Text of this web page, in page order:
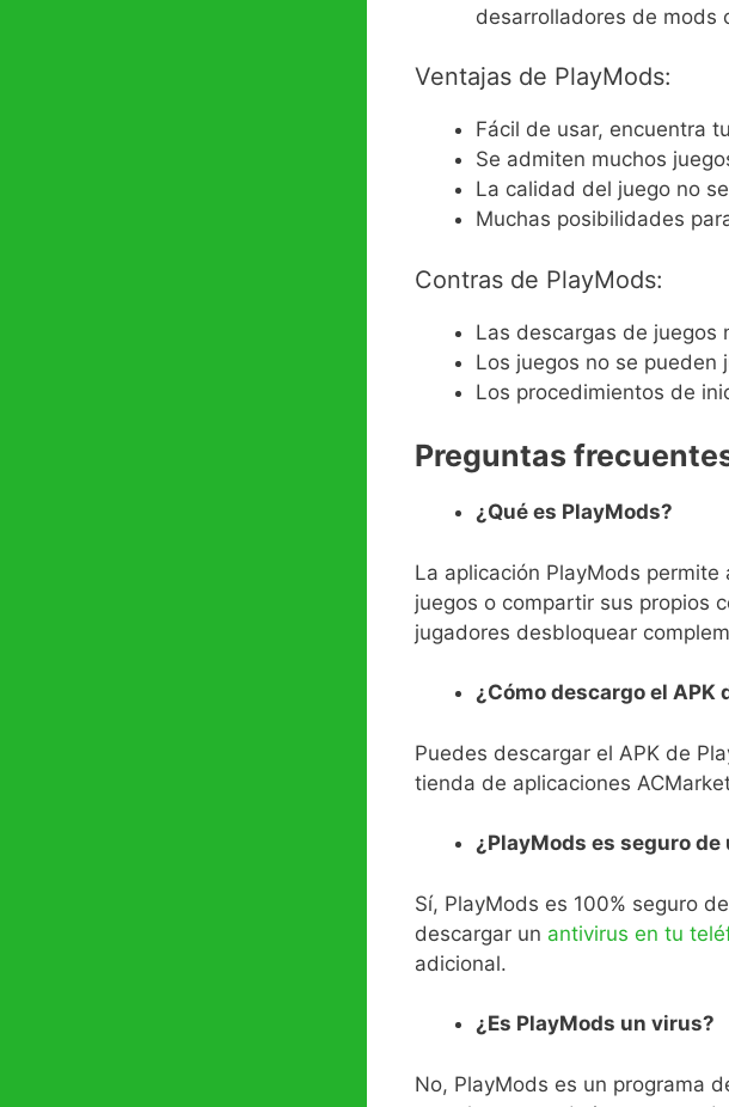
desarrolladores de mods
Ventajas de PlayMods:
Fácil de usar, encuentra
Se admiten muchos
La calidad del juego no
Muchas posibilidades
Contras de PlayMods:
Las descargas de juegos
Los juegos no se pueden
Los procedimientos de
Preguntas
¿Qué es PlayMods?
La aplicación PlayMods
juegos o compartir sus propios
jugadores desbloquear
¿Cómo descargo el APK
Puedes descargar el APK de
tienda de aplicaciones
¿PlayMods es seguro de
Sí, PlayMods es 100% seguro
descargar un antivirus en tu
adicional.
¿Es PlayMods un virus?
No, PlayMods es un programa